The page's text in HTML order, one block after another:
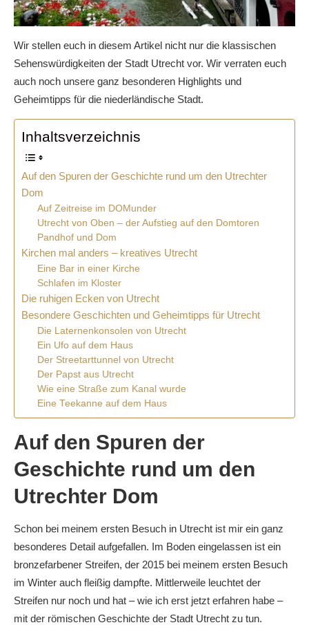
Wir stellen euch in diesem Artikel nicht nur die klassischen
Sehenswürdigkeiten der Stadt Utrecht vor. Wir verraten euch
auch noch unsere ganz besonderen Highlights und
Geheimtipps für die niederländische Stadt.
Inhaltsverzeichnis
Auf den Spuren der Geschichte rund um den Utrechter
Dom
Auf Zeitreise im DOMunder
Utrecht von Oben – der Aufstieg auf den Domtoren
Pandhof und Dom
Kirchen mal anders – kreatives Utrecht
Eine Bar in einer Kirche
Schlafen im Kloster
Die ruhigen Ecken von Utrecht
Besondere Geschichten und Geheimtipps für Utrecht
Die Laternenkonsolen von Utrecht
Ein Ufo auf dem Haus
Der Streetarttunnel von Utrecht
Der Papst aus Utrecht
Wie eine Straße zum Kanal wurde
Eine Teekanne auf dem Haus
Auf den Spuren der
Geschichte rund um den
Utrechter Dom
Schon bei meinem ersten Besuch in Utrecht ist mir ein ganz
besonderes Detail aufgefallen. Im Boden eingelassen ist ein
bronzefarbener Streifen, der 2015 bei meinem ersten Besuch
im Winter auch fleißig dampfte. Mittlerweile leuchtet der
Streifen nur noch und hat – wie ich erst jetzt erfahren habe –
mit der römischen Geschichte der Stadt Utrecht zu tun.